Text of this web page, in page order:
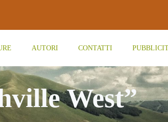
AUTORI CONTATTI
West”